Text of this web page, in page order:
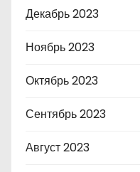
Декабрь 2023
Ноябрь 2023
Октябрь 2023
Сентябрь 2023
Август 2023